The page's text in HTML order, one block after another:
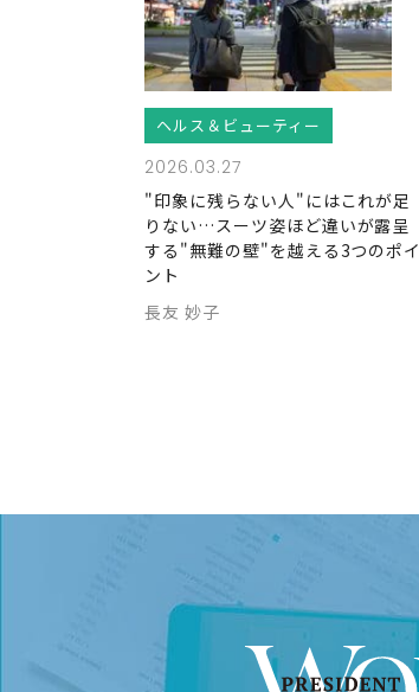
ヘルス＆ビューティー
2026.03.27
"印象に残らない人"にはこれが足
りない…スーツ姿ほど違いが露呈
する"無難の壁"を越える3つのポイ
ント
長友 妙子